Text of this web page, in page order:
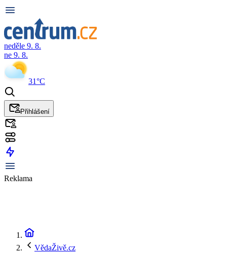
neděle 9. 8.
ne 9. 8.
31°C
Přihlášení
Reklama
VědaŽivě.cz